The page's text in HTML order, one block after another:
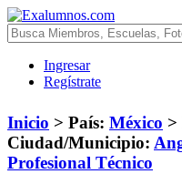
Ingresar
Regístrate
Inicio > País: México >
Ciudad/Municipio:
Profesional Técnico